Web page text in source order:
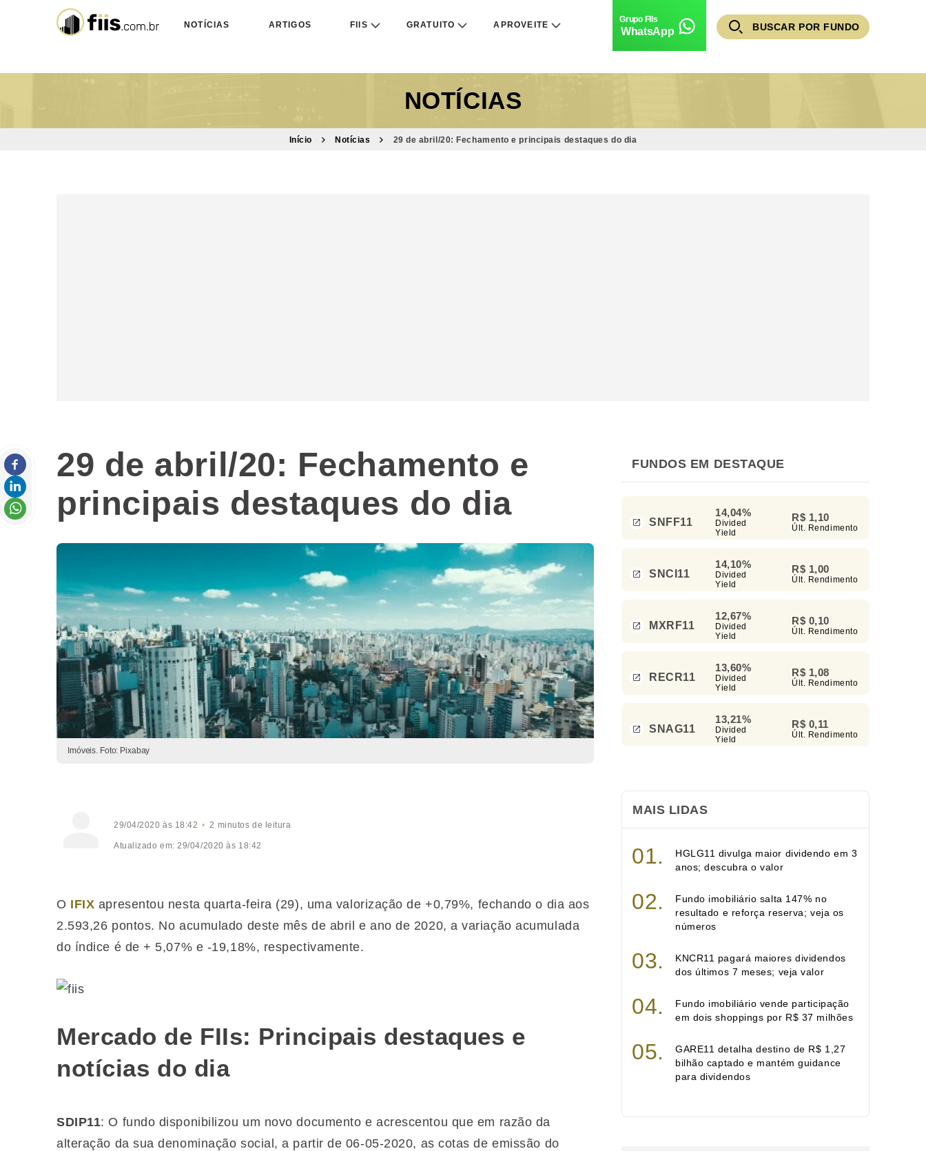
NOTÍCIAS ARTIGOS FIIS GRATUITO APROVEITE
WhatsApp BUSCAR POR FUNDO
NOTÍCIAS
Início Notícias 29 de abril/20: Fechamento e principais destaques do dia
29 de abril/20: Fechamento e
principais destaques do dia
Imóveis. Foto: Pixabay
29/04/2020 às 18:42 2 minutos de leitura
Atualizado em: 29/04/2020 às 18:42
O IFIX apresentou nesta quarta-feira (29), uma valorização de +0,79%, fechando o dia aos
2.593,26 pontos. No acumulado deste mês de abril e ano de 2020, a variação acumulada
do índice é de + 5,07% e -19,18%, respectivamente.
Mercado de FIIs: Principais destaques e
notícias do dia
SDIP11: O fundo disponibilizou um novo documento e acrescentou que em razão da
alteração da sua denominação social, a partir de 06-05-2020, as cotas de emissão do
FUNDOS EM DESTAQUE
SNFF11
14,04%
Divided
Yield
R$ 1,10
Últ. Rendimento
SNCI11
14,10%
Divided
Yield
R$ 1,00
Últ. Rendimento
MXRF11
12,67%
Divided
Yield
R$ 0,10
Últ. Rendimento
RECR11
13,60%
Divided
Yield
R$ 1,08
Últ. Rendimento
SNAG11
13,21%
Divided
Yield
R$ 0,11
Últ. Rendimento
MAIS LIDAS
HGLG11 divulga maior dividendo em 3
anos; descubra o valor
Fundo imobiliário salta 147% no
resultado e reforça reserva; veja os
números
KNCR11 pagará maiores dividendos
dos últimos 7 meses; veja valor
Fundo imobiliário vende participação
em dois shoppings por R$ 37 milhões
GARE11 detalha destino de R$ 1,27
bilhão captado e mantém guidance
para dividendos